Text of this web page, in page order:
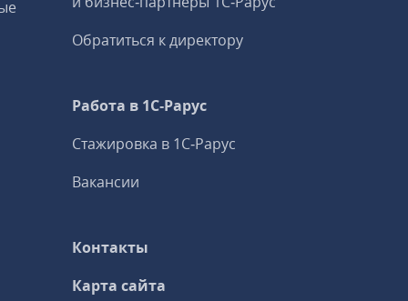
Обратиться к директору
Работа в 1С‑Рарус
Стажировка в 1С‑Рарус
Вакансии
Контакты
Карта сайта